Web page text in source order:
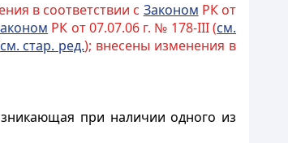
в соответствии с Законом РК от
РК от 07.07.06 г. № 178-III (см.
см. стар. ред.); внесены изменения в
при наличии одного из